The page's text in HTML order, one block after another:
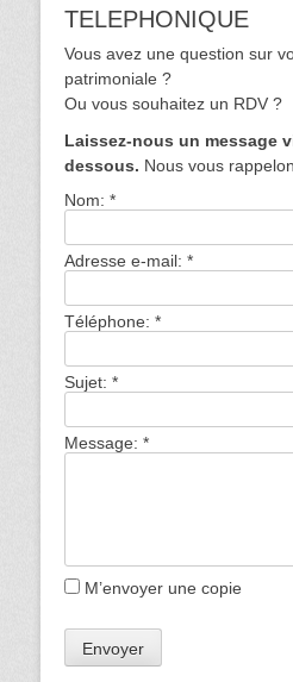
TELEPHONIQUE
Vous avez une question sur
patrimoniale ?
Ou vous souhaitez un RDV ?
Laissez-nous un message
dessous. Nous vous
Nom: *
Adresse e-mail: *
Téléphone: *
Sujet: *
Message: *
M’envoyer une copie